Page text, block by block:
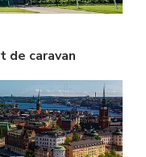
de caravan